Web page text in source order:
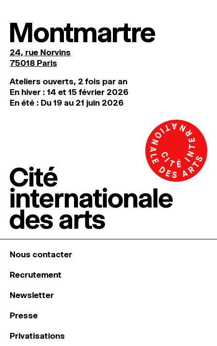
Montmartre
24, rue Norvins
75018 Paris
Ateliers ouverts, 2 fois par an
En hiver : 14 et 15 février 2026
En été : Du 19 au 21 juin 2026
Nous contacter
Recrutement
Newsletter
Presse
Privatisations